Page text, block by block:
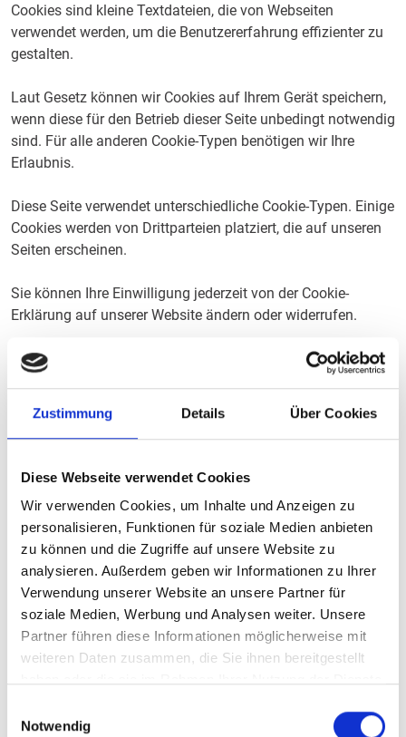
Zustimmung Details Über Cookies
Diese Webseite verwendet Cookies
Wir verwenden Cookies, um Inhalte und Anzeigen zu
personalisieren, Funktionen für soziale Medien anbieten
zu können und die Zugriffe auf unsere Website zu
analysieren. Außerdem geben wir Informationen zu Ihrer
Verwendung unserer Website an unsere Partner für
soziale Medien, Werbung und Analysen weiter. Unsere
Partner führen diese Informationen möglicherweise mit
weiteren Daten zusammen, die Sie ihnen bereitgestellt
Notwendig
Cookies sind kleine Textdateien, die von Webseiten
verwendet werden, um die Benutzererfahrung effizienter zu
gestalten.
Laut Gesetz können wir Cookies auf Ihrem Gerät speichern,
wenn diese für den Betrieb dieser Seite unbedingt notwendig
sind. Für alle anderen Cookie-Typen benötigen wir Ihre
Erlaubnis.
Diese Seite verwendet unterschiedliche Cookie-Typen. Einige
Cookies werden von Drittparteien platziert, die auf unseren
Seiten erscheinen.
Sie können Ihre Einwilligung jederzeit von der Cookie-
Erklärung auf unserer Website ändern oder widerrufen.
Erfahren Sie in unserer Datenschutzrichtlinie mehr darüber,
wer wir sind, wie Sie uns kontaktieren können und wie wir
Bitte geben Sie Ihre Einwilligungs-ID und das Datum an,
Ihre Einwilligung trifft auf die folgenden Domains zu:
www.millemedia.de
Ihr aktueller Zustand: Ablehnen.
Einwilligung ändern
Die Cookie-Erklärung wurde das letzte Mal am 14/06/2024
Notwendig (4)
Notwendige Cookies helfen dabei, eine Webseite nutzbar